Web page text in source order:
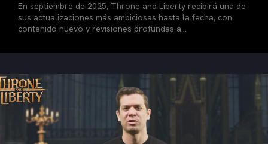
En septiembre de 2025, Throne and Liberty recibirá una de
sus actualizaciones más ambiciosas hasta la fecha, con
contenido nuevo y revisiones profundas a...